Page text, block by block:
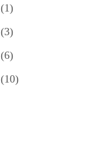
(1)
(3)
(6)
(10)